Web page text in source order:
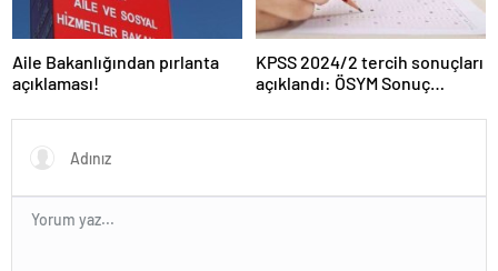
Aile Bakanlığından pırlanta
açıklaması!
KPSS 2024/2 tercih sonuçları
açıklandı: ÖSYM Sonuç